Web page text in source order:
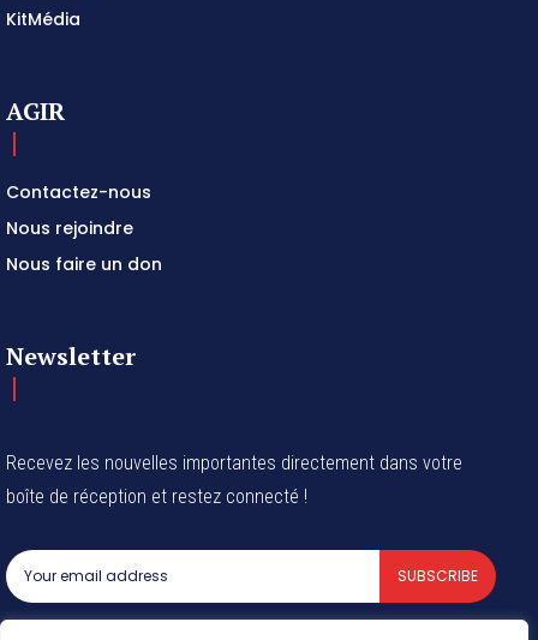
KitMédia
AGIR
Contactez-nous
Nous rejoindre
Nous faire un don
Newsletter
Recevez les nouvelles importantes directement dans votre
boîte de réception et restez connecté !
SUBSCRIBE